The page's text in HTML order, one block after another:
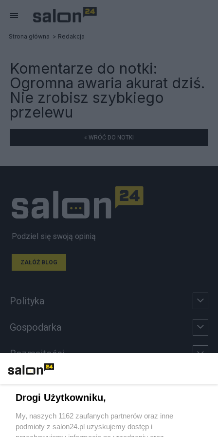
Strona główna Redakcja
Komentarze do notki:
Ogromna awaria akurat dziś.
Nie zrobisz szybkiego
przelewu
« WRÓĆ DO NOTKI
Podziel się swoją opinią
ZAŁÓŻ BLOG
Polityka
Gospodarka
Rozmaitości
Sport
Społeczeństwo
Drogi Użytkowniku,
My, naszych 1162 zaufanych partnerów oraz inne
podmioty z salon24.pl uzyskujemy dostęp i